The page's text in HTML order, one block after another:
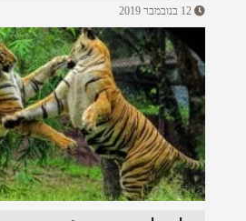
12 בנובמבר 2019